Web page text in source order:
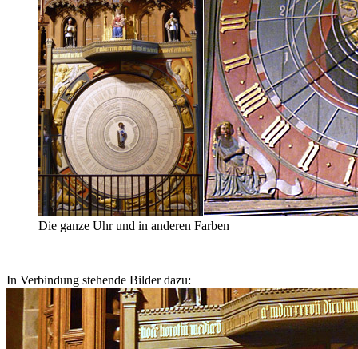
Die ganze Uhr und in anderen Farben
In Verbindung stehende Bilder dazu: